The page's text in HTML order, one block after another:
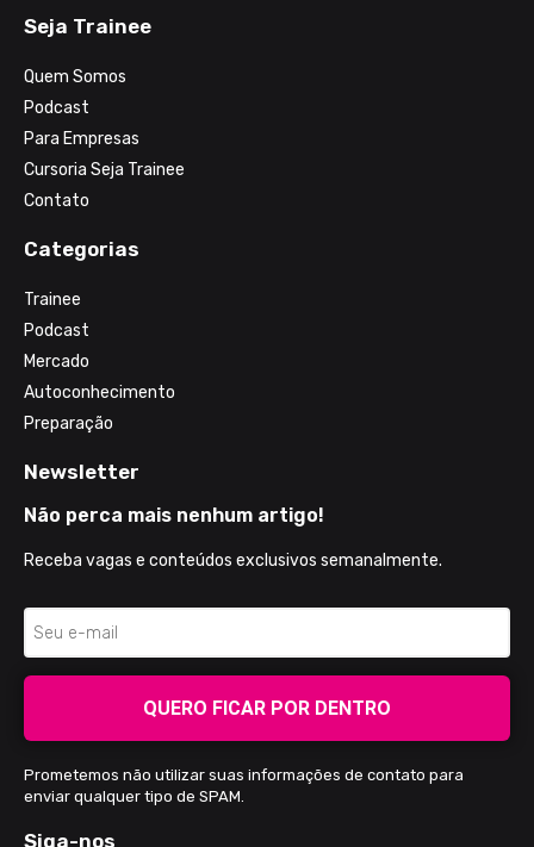
Seja Trainee
Quem Somos
Podcast
Para Empresas
Cursoria Seja Trainee
Contato
Categorias
Trainee
Podcast
Mercado
Autoconhecimento
Preparação
Newsletter
Não perca mais nenhum artigo!
Receba vagas e conteúdos exclusivos semanalmente.
QUERO FICAR POR DENTRO
Prometemos não utilizar suas informações de contato para
enviar qualquer tipo de SPAM.
Siga-nos